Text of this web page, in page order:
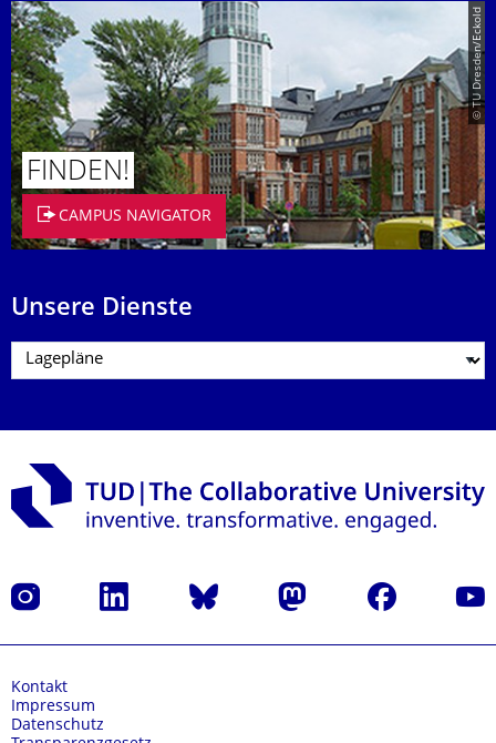
© TU Dresden/Eckold
FINDEN!
CAMPUS NAVIGATOR
Unsere Dienste
Instagram LinkedIn Bluesky Mastodon Facebook
Kontakt
Impressum
Datenschutz